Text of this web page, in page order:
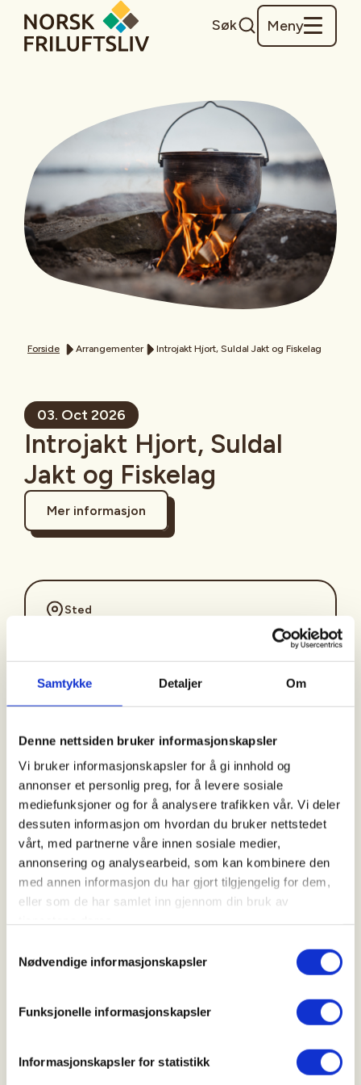
Samtykke Detaljer Om
Denne nettsiden bruker informasjonskapsler
Vi bruker informasjonskapsler for å gi innhold og
annonser et personlig preg, for å levere sosiale
mediefunksjoner og for å analysere trafikken vår. Vi deler
dessuten informasjon om hvordan du bruker nettstedet
vårt, med partnerne våre innen sosiale medier,
annonsering og analysearbeid, som kan kombinere den
med annen informasjon du har gjort tilgjengelig for dem,
eller som de har samlet inn gjennom din bruk av
Nødvendige informasjonskapsler
Funksjonelle informasjonskapsler
Informasjonskapsler for statistikk
Søk Meny
Forside Arrangementer Introjakt Hjort, Suldal Jakt og Fiskelag
03. Oct 2026
Introjakt Hjort, Suldal
Jakt og Fiskelag
Mer informasjon
Sted
Tid
03. Oct 2026
Kl. 08.00 - 18.00
Arrangør
Suldal Jakt- og Fiskelag
svein.mogedal@mowi.com
Jakta blir på Jelsa. Info får du ved å kontakte Svein
Ungdom opp til 25 år.